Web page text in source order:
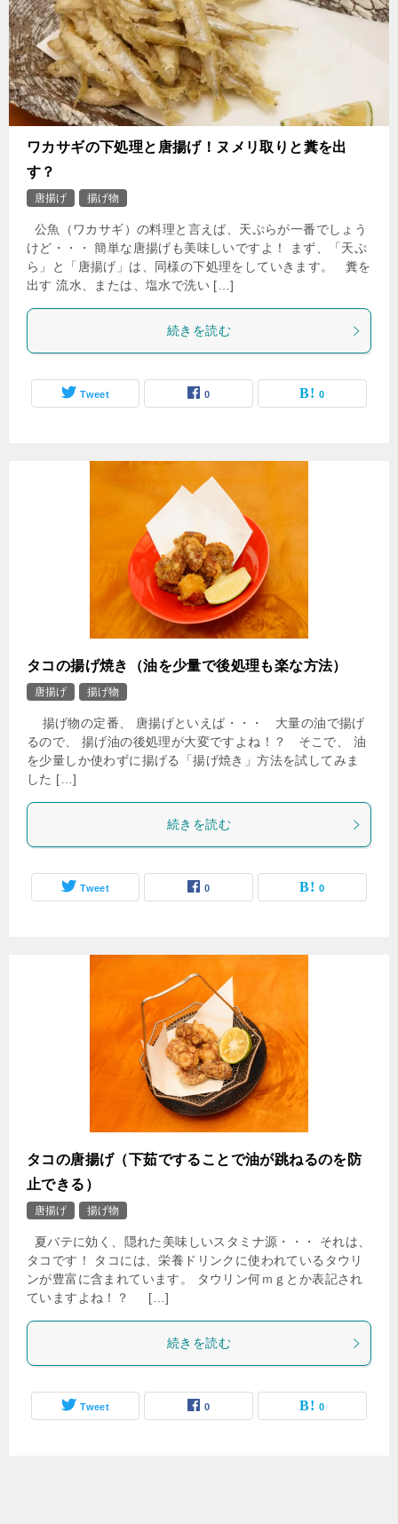
ワカサギの下処理と唐揚げ！ヌメリ取りと糞を出
す？
唐揚げ 揚げ物
公魚（ワカサギ）の料理と言えば、天ぷらが一番でしょう
けど・・・ 簡単な唐揚げも美味しいですよ！ まず、「天ぷ
ら」と「唐揚げ」は、同様の下処理をしていきます。 糞を
出す 流水、または、塩水で洗い […]
続きを読む
Tweet 0 0
タコの揚げ焼き（油を少量で後処理も楽な方法）
唐揚げ 揚げ物
揚げ物の定番、 唐揚げといえば・・・ 大量の油で揚げ
るので、 揚げ油の後処理が大変ですよね！？ そこで、 油
を少量しか使わずに揚げる「揚げ焼き」方法を試してみま
した […]
続きを読む
Tweet 0 0
タコの唐揚げ（下茹ですることで油が跳ねるのを防
止できる）
唐揚げ 揚げ物
夏バテに効く、隠れた美味しいスタミナ源・・・ それは、
タコです！ タコには、栄養ドリンクに使われているタウリ
ンが豊富に含まれています。 タウリン何ｍｇとか表記され
ていますよね！？ […]
続きを読む
Tweet 0 0